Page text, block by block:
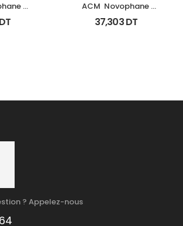
DT
ACM  Novophane
Shampooing K Fl 125Ml
37,303DT
? Appelez-nous